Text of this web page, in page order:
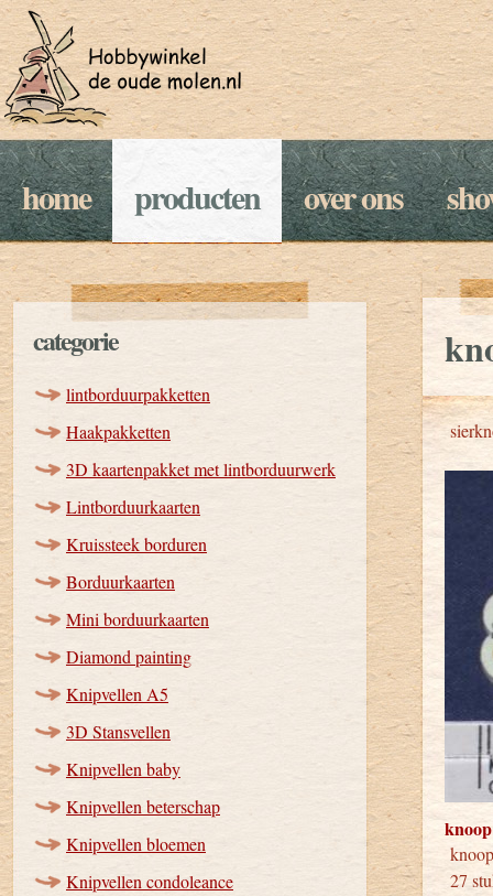
home producten over ons
categorie
lintborduurpakketten
Haakpakketten
3D kaartenpakket met lintborduurwerk
Lintborduurkaarten
Kruissteek borduren
Borduurkaarten
Mini borduurkaarten
Diamond painting
Knipvellen A5
3D Stansvellen
Knipvellen baby
Knipvellen beterschap
Knipvellen bloemen
Knipvellen condoleance
27